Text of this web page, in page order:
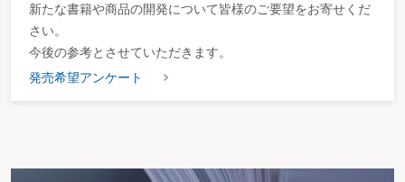
新たな書籍や商品の開発について皆様のご要望をお寄せくだ
さい。
今後の参考とさせていただきます。
発売希望アンケート